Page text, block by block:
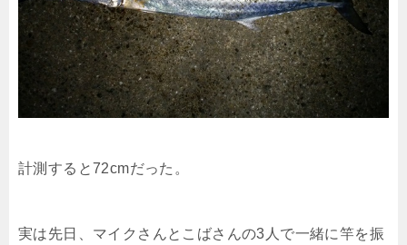
計測すると72cmだった。
実は先日、マイクさんとこばさんの3人で一緒に竿を振